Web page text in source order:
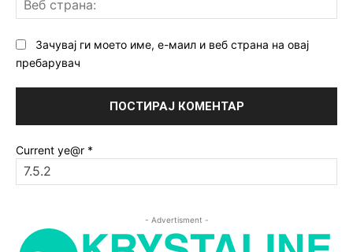
Зачувај ги моето име, е-маил и веб страна на овај
пребарувач
Current ye@r *
- Advertisment -